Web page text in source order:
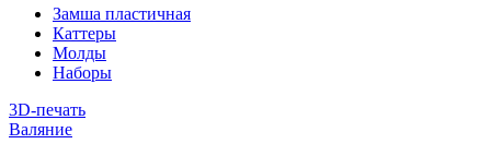
Замша пластичная
Каттеры
Молды
Наборы
3D-печать
Валяние